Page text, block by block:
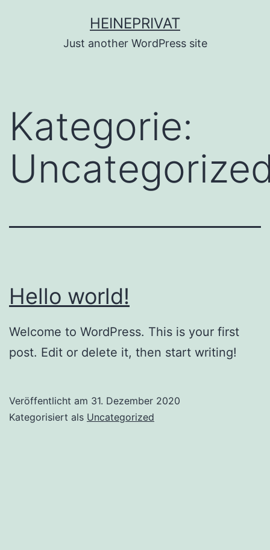
HEINEPRIVAT
Just another WordPress site
Kategorie:
Hello world!
Welcome to WordPress. This is your first
post. Edit or delete it, then start writing!
Veröffentlicht am 31. Dezember 2020
Kategorisiert als Uncategorized